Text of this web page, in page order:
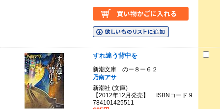
すれ違う背中を
新潮文庫 のー８ー６２
乃南アサ
新潮社 (文庫)
【2012年12月発売】 ISBNコード 9
784101425511